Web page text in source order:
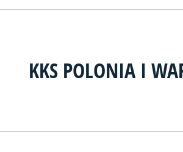
KKS POLONIA I